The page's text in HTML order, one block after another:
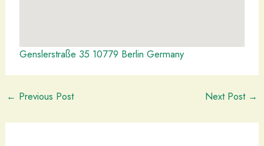
Genslerstraße 35 10779 Berlin Germany
← Previous Post Next Post →